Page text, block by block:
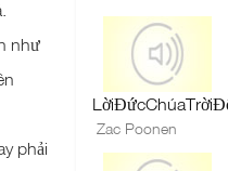
như
phải
Zac Poonen